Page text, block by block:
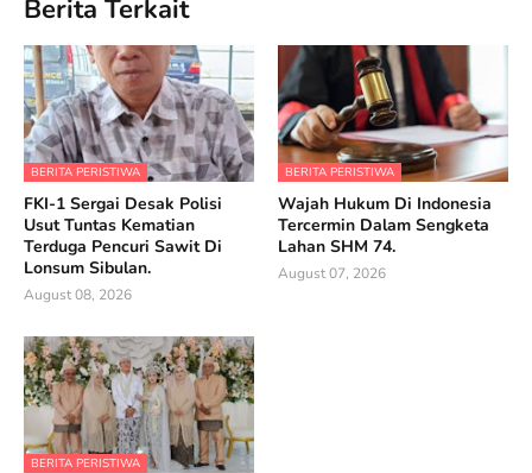
Berita Terkait
BERITA PERISTIWA
FKI-1 Sergai Desak Polisi
Usut Tuntas Kematian
Terduga Pencuri Sawit Di
Lonsum Sibulan.
August 08, 2026
BERITA PERISTIWA
Wajah Hukum Di Indonesia
Tercermin Dalam Sengketa
Lahan SHM 74.
August 07, 2026
BERITA PERISTIWA